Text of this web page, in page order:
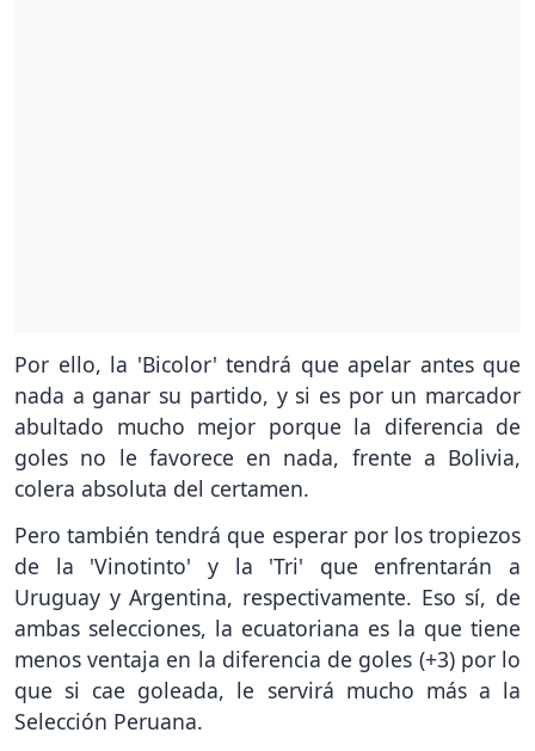
Por ello, la 'Bicolor' tendrá que apelar antes que
nada a ganar su partido, y si es por un marcador
abultado mucho mejor porque la diferencia de
goles no le favorece en nada, frente a Bolivia,
colera absoluta del certamen.
Pero también tendrá que esperar por los tropiezos
de la 'Vinotinto' y la 'Tri' que enfrentarán a
Uruguay y Argentina, respectivamente. Eso sí, de
ambas selecciones, la ecuatoriana es la que tiene
menos ventaja en la diferencia de goles (+3) por lo
que si cae goleada, le servirá mucho más a la
Selección Peruana.